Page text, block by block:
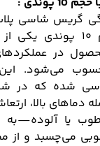
پارس با حجم ۱۰ پوندی
در
می‌شود.
شده که در
دماهای بالا،
یا
می‌چسبد و از